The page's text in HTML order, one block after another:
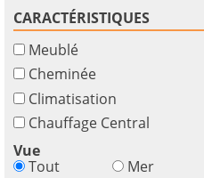
CARACTÉRISTIQUES
Meublé
Cheminée
Climatisation
Chauffage Central
Vue
Tout
Mer
n'
aavez
pas
un
compte?
S'
inscrire
maintenant!